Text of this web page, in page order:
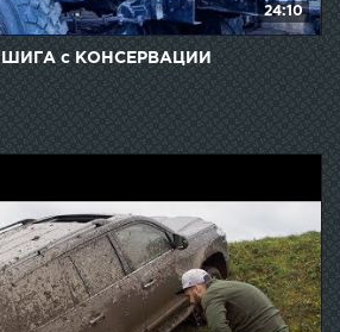
24:10
с КОНСЕРВАЦИИ